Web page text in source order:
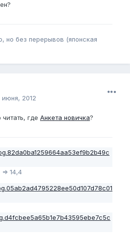
но без перерывов (японская
июня, 2012
где Анкета новичка?
=> 14,4